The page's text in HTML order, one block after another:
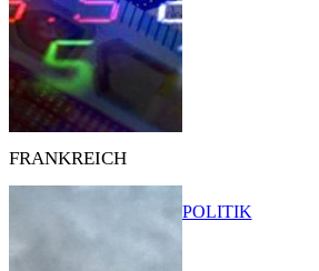
FRANKREICH
POLITIK